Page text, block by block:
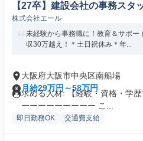
【27卒】建設会社の事務スタ
株式会社エール
未経験から事務職に！教育＆サポー
収30万越え！＊土日祝休み＊年...
大阪府大阪市中央区南船場
月給29万円～58万円
求める人材: 【経験・資格・学
ーーーーーーーーー こ...
即日勤務OK 交通費支給